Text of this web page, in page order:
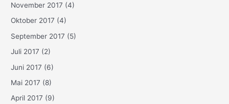
November 2017 (4)
Oktober 2017 (4)
September 2017 (5)
Juli 2017 (2)
Juni 2017 (6)
Mai 2017 (8)
April 2017 (9)